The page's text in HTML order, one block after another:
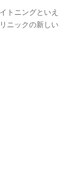
トニングといえ
ニックの新しい